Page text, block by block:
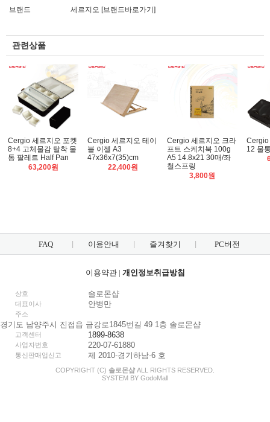
브랜드
세르지오 [브랜드바로가기]
관련상품
Cergio 세르지오 포켓
8+4 고체물감 탈착 물
통 팔레트 Half Pan
63,200원
Cergio 세르지오 테이
블 이젤 A3
47x36x7(35)cm
22,400원
Cergio 세르지오 크라
프트 스케치북 100g
A5 14.8x21 30매/좌
철스프링
3,800원
Cergio
12 물
FAQ 이용안내 즐겨찾기 PC버전
이용약관| 개인정보취급방침
상호 솔로몬샵
대표이사 안병만
주소
경기도 남양주시 진접읍 금강로1845번길 49 1층 솔로몬샵
고객센터 1899-8638
사업자번호 220-07-61880
통신판매업신고 제 2010-경기하남-6 호
COPYRIGHT (C) 솔로몬샵 ALL RIGHTS RESERVED.
SYSTEM BY GodoMall